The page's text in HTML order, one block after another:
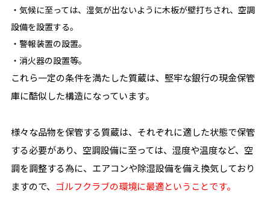
・気候に至っては、湿気が出ないように木板が壁打ちされ、空調
設備を設置する。
・警報装置の設置。
・消火器の設置等。
これら一定の条件を満たした質蔵は、堅牢な銀行の現金保管
庫に酷似した構造になっています。
様々な品物を保管する質蔵は、それぞれに適した状態で保管
する必要があり、空調設備に至っては、湿度や温度など、空
調を調整する為に、エアコンや除湿設備を備え換気しており
ますので、 ゴルフクラブの環境に最適ということです。